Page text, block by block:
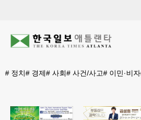
# 정치# 경제# 사회# 사건/사고# 이민·비자